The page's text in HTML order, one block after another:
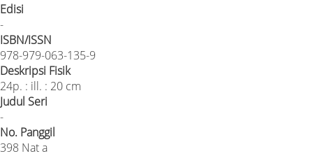
Edisi
-
ISBN/ISSN
978-979-063-135-9
Deskripsi Fisik
24p. : ill. : 20 cm
Judul Seri
-
No. Panggil
398 Nat a